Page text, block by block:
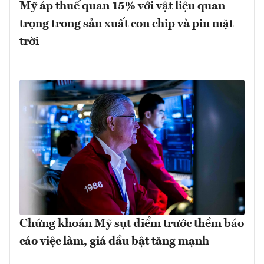
Mỹ áp thuế quan 15% với vật liệu quan
trọng trong sản xuất con chip và pin mặt
trời
Chứng khoán Mỹ sụt điểm trước thềm báo
cáo việc làm, giá dầu bật tăng mạnh